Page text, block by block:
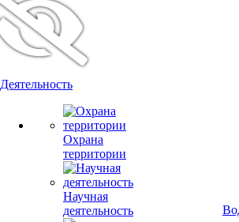
Деятельность
Охрана
территории
Научная
деятельность